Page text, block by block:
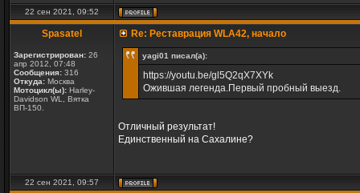
22 сен 2021, 09:52
Spasatel
Зарегистрирован: 26
апр 2012, 07:48
Сообщения: 316
Откуда: Москва
Мотоцикл(ы): Harley-
Davidson WL, Вятка
ВП-150.
Re: Реставрация WLA42, начало
yagi01 писал(а):
https://youtu.be/gl5Q2qX7XYk
Ожившая легенда.Первый пробный выезд.
Отличный результат!
Единственный на Сахалине?
22 сен 2021, 09:57